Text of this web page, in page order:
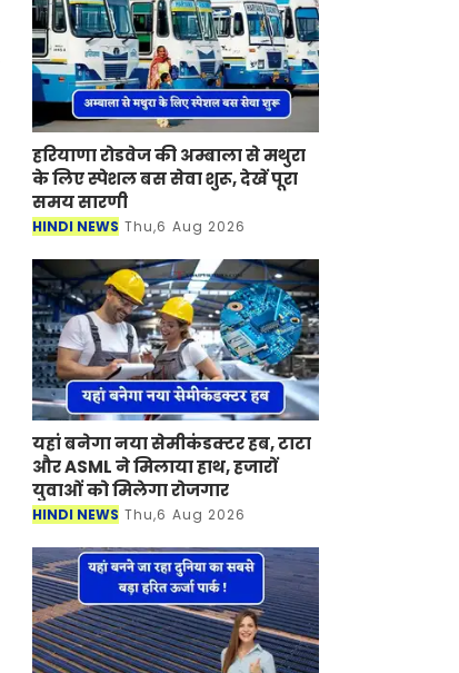
हरियाणा रोडवेज की अम्बाला से मथुरा
के लिए स्पेशल बस सेवा शुरू, देखें पूरा
समय सारणी
HINDI NEWS Thu,6 Aug 2026
यहां बनेगा नया सेमीकंडक्टर हब, टाटा
और ASML ने मिलाया हाथ, हजारों
युवाओं को मिलेगा रोजगार
HINDI NEWS Thu,6 Aug 2026